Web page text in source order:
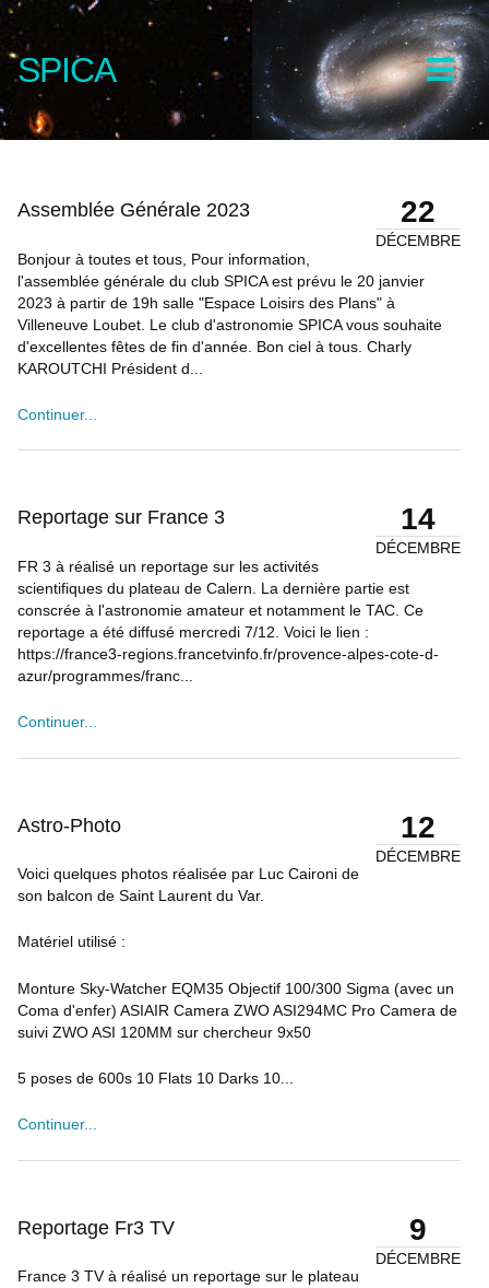
SPICA
22
DÉCEMBRE
Assemblée Générale 2023
Bonjour à toutes et tous, Pour information,
l'assemblée générale du club SPICA est prévu le 20 janvier
2023 à partir de 19h salle "Espace Loisirs des Plans" à
Villeneuve Loubet. Le club d'astronomie SPICA vous souhaite
d'excellentes fêtes de fin d'année. Bon ciel à tous. Charly
KAROUTCHI Président d...
Continuer...
14
DÉCEMBRE
Reportage sur France 3
FR 3 à réalisé un reportage sur les activités
scientifiques du plateau de Calern. La dernière partie est
conscrée à l'astronomie amateur et notamment le TAC. Ce
reportage a été diffusé mercredi 7/12. Voici le lien :
https://france3-regions.francetvinfo.fr/provence-alpes-cote-d-
azur/programmes/franc...
Continuer...
12
DÉCEMBRE
Astro-Photo
Voici quelques photos réalisée par Luc Caironi de
son balcon de Saint Laurent du Var.
Matériel utilisé :
Monture Sky-Watcher EQM35 Objectif 100/300 Sigma (avec un
Coma d'enfer) ASIAIR Camera ZWO ASI294MC Pro Camera de
suivi ZWO ASI 120MM sur chercheur 9x50
5 poses de 600s 10 Flats 10 Darks 10...
Continuer...
9
DÉCEMBRE
Reportage Fr3 TV
France 3 TV à réalisé un reportage sur le plateau